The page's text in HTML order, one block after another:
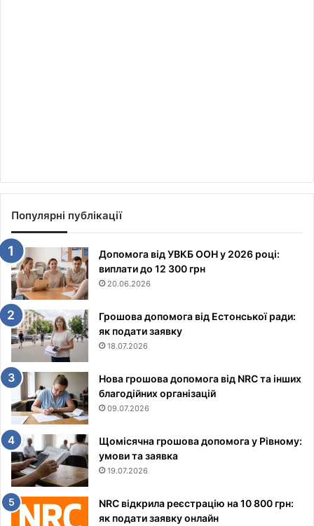
Популярні публікації
Допомога від УВКБ ООН у 2026 році:
виплати до 12 300 грн
20.06.2026
Грошова допомога від Естонської ради:
як подати заявку
18.07.2026
Нова грошова допомога від NRC та інших
благодійних організацій
09.07.2026
Щомісячна грошова допомога у Рівному:
умови та заявка
19.07.2026
NRC відкрила реєстрацію на 10 800 грн:
як подати заявку онлайн